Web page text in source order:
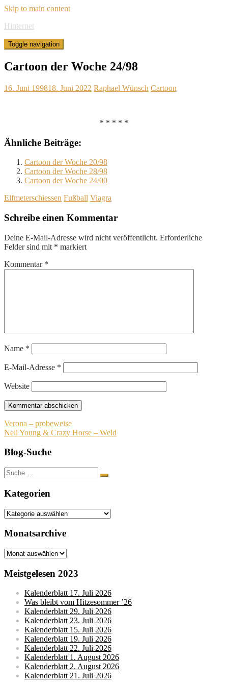
Skip to main content
Hinternet
Toggle navigation
Cartoon der Woche 24/98
16. Juni 199818. Juni 2022 Raphael Wünsch Cartoon
* * * * *
Ähnliche Beiträge:
Cartoon der Woche 20/98
Cartoon der Woche 28/98
Cartoon der Woche 24/00
Elfmeterschiessen Fußball Viagra
Schreibe einen Kommentar
Deine E-Mail-Adresse wird nicht veröffentlicht. Erforderliche
Felder sind mit * markiert
Kommentar *
Name *
E-Mail-Adresse *
Website
Beitragsnavigation
Verona – probeweise
Neil Young & Crazy Horse – Weld
Blog-Suche
Suche
nach:
Kategorien
Kategorien
Monatsarchive
Monatsarchive
Meistgelesen 2023
Kalenderblatt 17. Juli 2026
Was bleibt vom Hitzesommer ’26
Kalenderblatt 29. Juli 2026
Kalenderblatt 23. Juli 2026
Kalenderblatt 15. Juli 2026
Kalenderblatt 19. Juli 2026
Kalenderblatt 22. Juli 2026
Kalenderblatt 1. August 2026
Kalenderblatt 2. August 2026
Kalenderblatt 21. Juli 2026